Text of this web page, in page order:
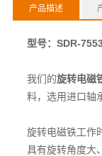
产品描述
型号：SDR-
我们的旋转电磁
料，选用进口轴
旋转电磁铁工作
具有旋转角度大